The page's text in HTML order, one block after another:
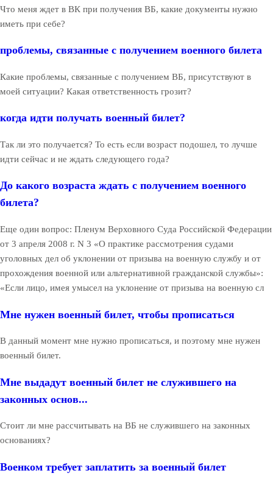
Что меня ждет в ВК при получения ВБ, какие документы нужно
иметь при себе?
проблемы, связанные с получением военного билета
Какие проблемы, связанные с получением ВБ, присутствуют в
моей ситуации? Какая ответственность грозит?
когда идти получать военный билет?
Так ли это получается? То есть если возраст подошел, то лучше
идти сейчас и не ждать следующего года?
До какого возраста ждать с получением военного
билета?
Еще один вопрос: Пленум Верховного Суда Российской Федерации
от 3 апреля 2008 г. N 3 «О практике рассмотрения судами
уголовных дел об уклонении от призыва на военную службу и от
прохождения военной или альтернативной гражданской службы»:
«Если лицо, имея умысел на уклонение от призыва на военную сл
Мне нужен военный билет, чтобы прописаться
В данный момент мне нужно прописаться, и поэтому мне нужен
военный билет.
Мне выдадут военный билет не служившего на
законных основ...
Стоит ли мне рассчитывать на ВБ не служившего на законных
основаниях?
Военком требует заплатить за военный билет